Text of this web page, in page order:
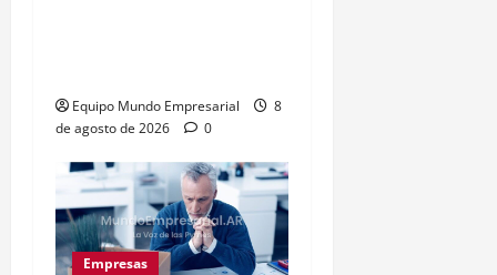
Equipo Mundo Empresarial
8
de agosto de 2026
0
Empresas